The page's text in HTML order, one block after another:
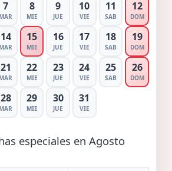
7
MAR
8
MIE
9
JUE
10
VIE
11
SAB
12
DOM
14
MAR
15
MIE
16
JUE
17
VIE
18
SAB
19
DOM
21
MAR
22
MIE
23
JUE
24
VIE
25
SAB
26
DOM
28
MAR
29
MIE
30
JUE
31
VIE
especiales en Agosto